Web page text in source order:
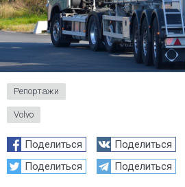
Репортажи
Volvo
Поделиться Поделиться
Поделиться
Поделиться